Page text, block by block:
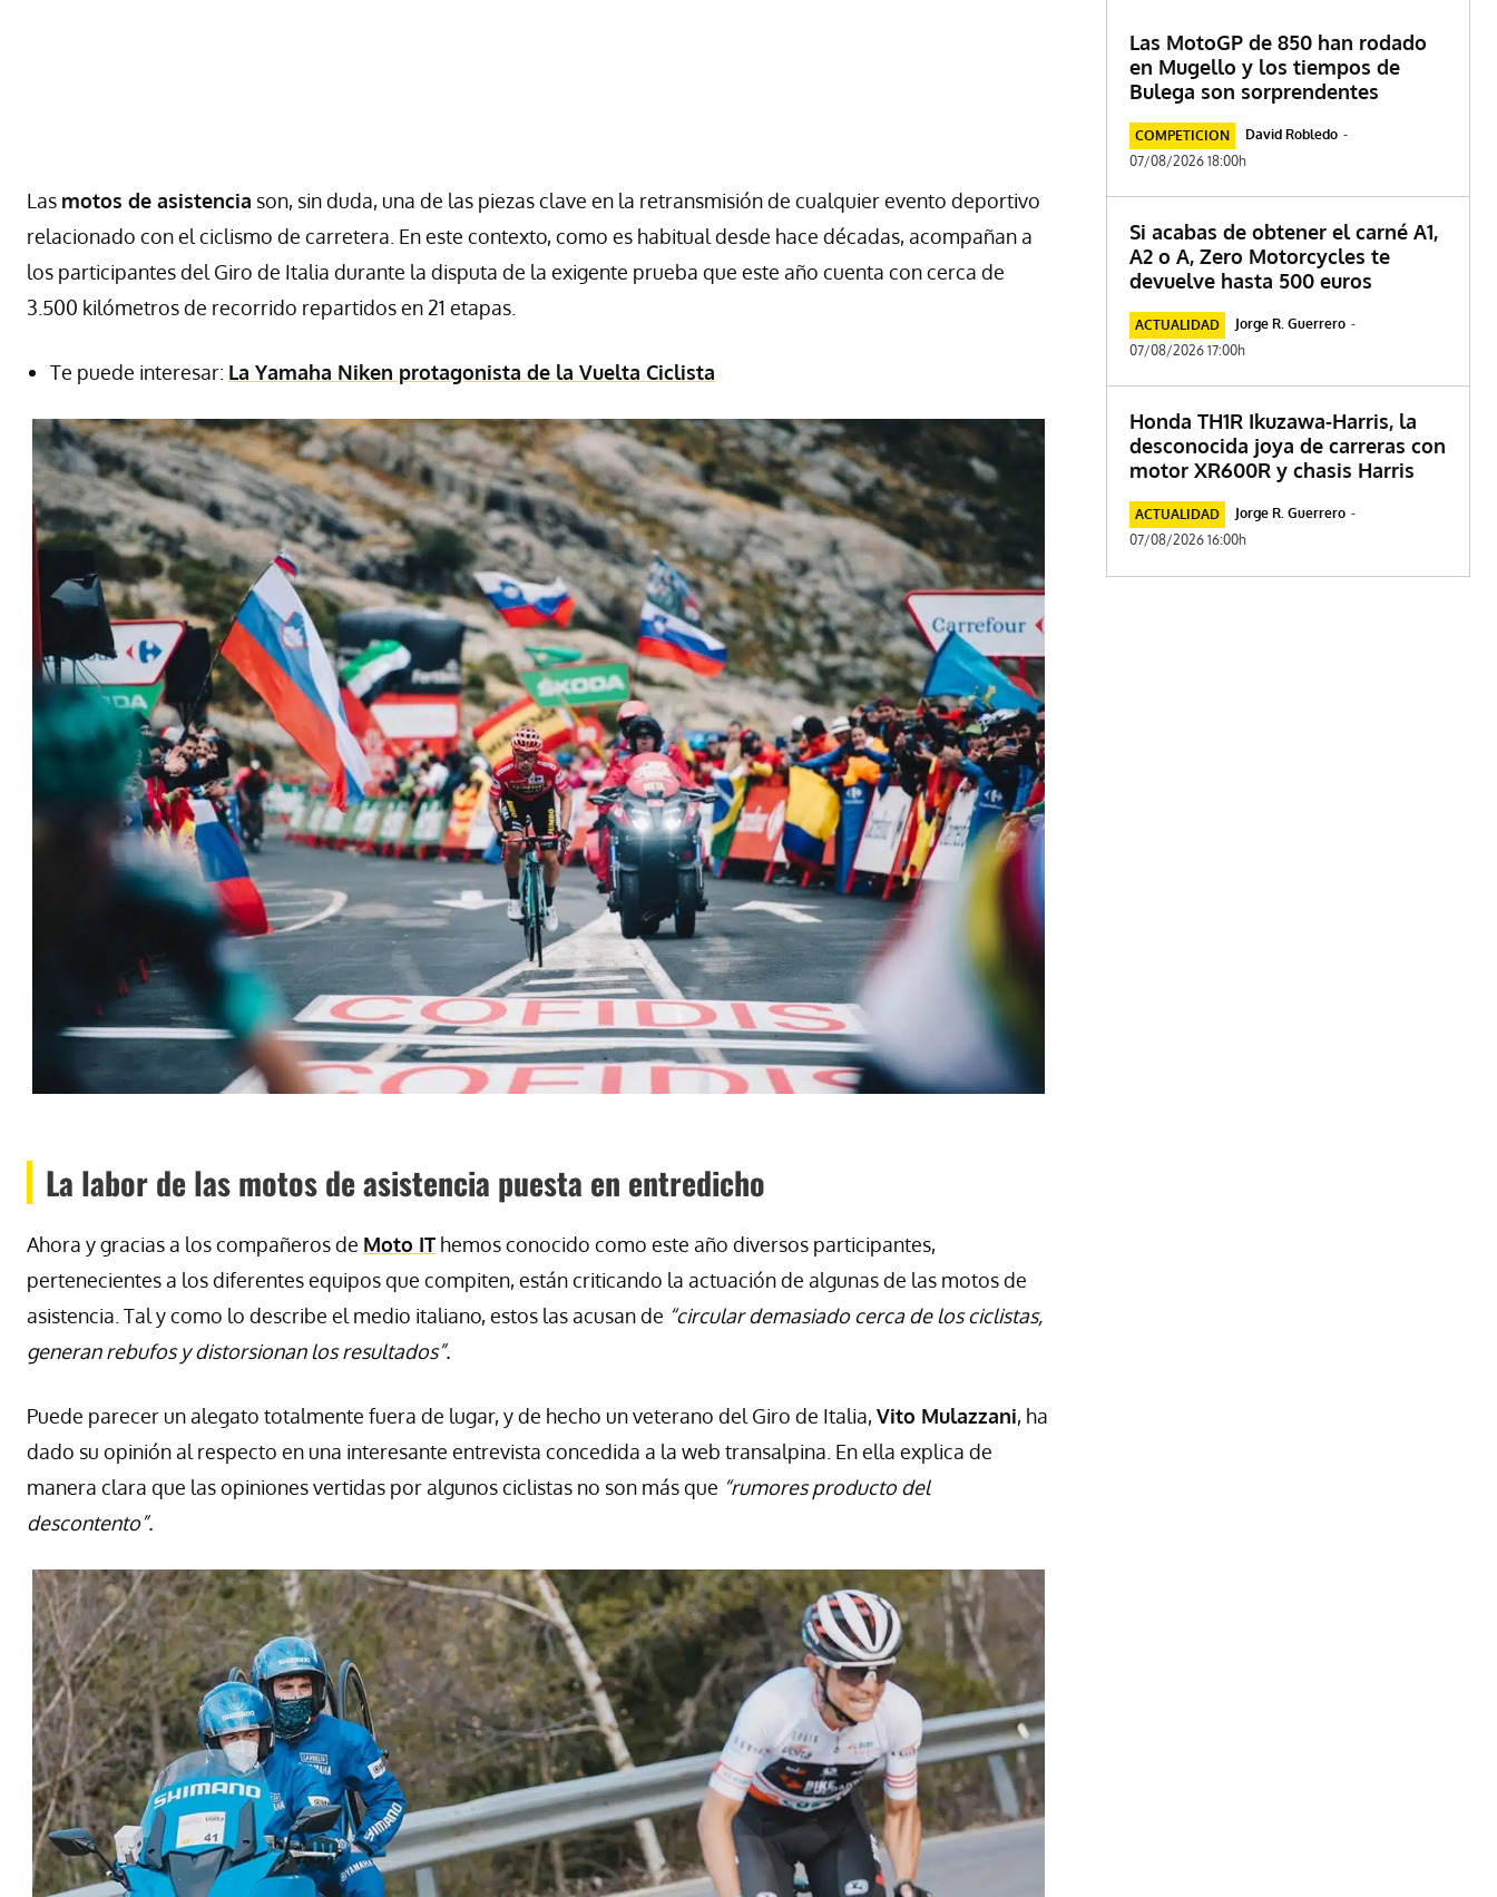
Las motos de asistencia son, sin duda, una de las piezas clave en la retransmisión de cualquier evento deportivo
relacionado con el ciclismo de carretera. En este contexto, como es habitual desde hace décadas, acompañan a
los participantes del Giro de Italia durante la disputa de la exigente prueba que este año cuenta con cerca de
3.500 kilómetros de recorrido repartidos en 21 etapas.
Te puede interesar: La Yamaha Niken protagonista de la Vuelta Ciclista
La labor de las motos de asistencia puesta en entredicho
Ahora y gracias a los compañeros de Moto IT hemos conocido como este año diversos participantes,
pertenecientes a los diferentes equipos que compiten, están criticando la actuación de algunas de las motos de
asistencia. Tal y como lo describe el medio italiano, estos las acusan de “circular demasiado cerca de los ciclistas,
generan rebufos y distorsionan los resultados”.
Puede parecer un alegato totalmente fuera de lugar, y de hecho un veterano del Giro de Italia,Vito Mulazzani, ha
dado su opinión al respecto en una interesante entrevista concedida a la web transalpina. En ella explica de
manera clara que las opiniones vertidas por algunos ciclistas no son más que “rumores producto del
descontento”.
Las MotoGP de 850 han rodado
en Mugello y los tiempos de
Bulega son sorprendentes
COMPETICION David Robledo -
07/08/2026 18:00h
Si acabas de obtener el carné A1,
A2 o A, Zero Motorcycles te
devuelve hasta 500 euros
ACTUALIDAD Jorge R. Guerrero -
07/08/2026 17:00h
Honda TH1R Ikuzawa-Harris, la
desconocida joya de carreras con
motor XR600R y chasis Harris
ACTUALIDAD Jorge R. Guerrero -
07/08/2026 16:00h